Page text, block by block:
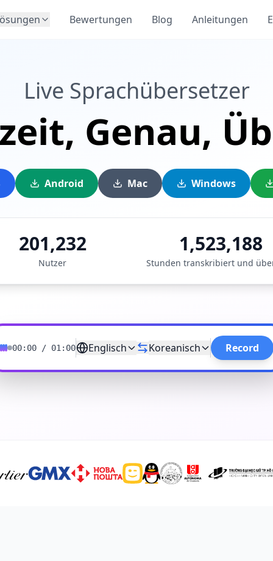
Bewertungen Blog Anleitungen
Live Sprachübersetzer
Genau,
Android Mac Windows
201,232
Nutzer
1,523,188
Stunden transkribiert und
00:00/ 01:00 Englisch Koreanisch Record